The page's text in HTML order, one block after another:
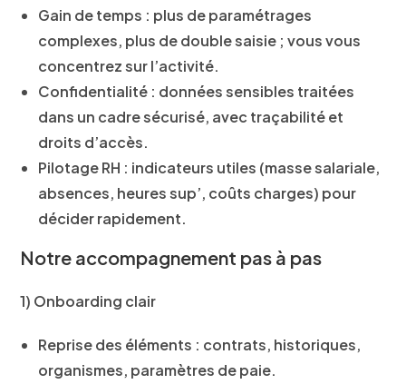
Gain de temps : plus de paramétrages
complexes, plus de double saisie ; vous vous
concentrez sur l’activité.
Confidentialité : données sensibles traitées
dans un cadre sécurisé, avec traçabilité et
droits d’accès.
Pilotage RH : indicateurs utiles (masse salariale,
absences, heures sup’, coûts charges) pour
décider rapidement.
Notre accompagnement pas à pas
1) Onboarding clair
Reprise des éléments : contrats, historiques,
organismes, paramètres de paie.